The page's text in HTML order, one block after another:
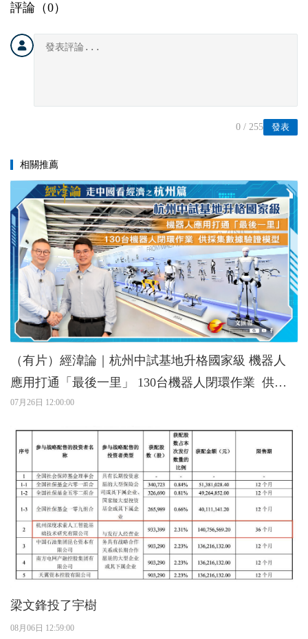
評論（0）
發表
0 / 255
相關推薦
（有片）經湋論｜杭州中試基地升格國家級 機器人
應用打通「最後一里」 130台機器人閉環作業 供採
集數據驗證模型
07月26日 12:00:00
梁文鋒投了宇樹
08月06日 12:59:00